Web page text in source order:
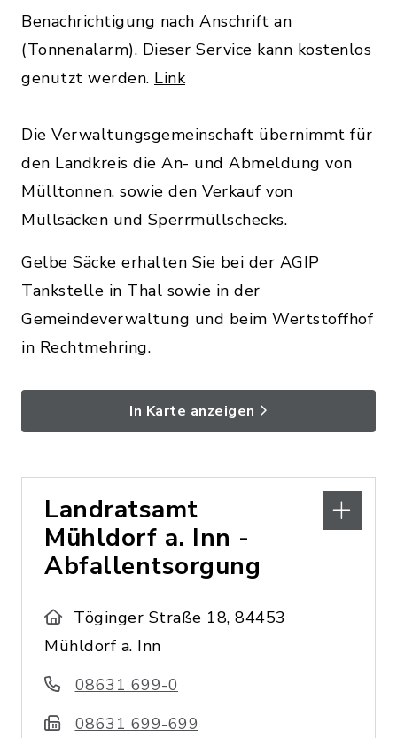
Benachrichtigung nach Anschrift an
(Tonnenalarm). Dieser Service kann kostenlos
genutzt werden. Link
Die Verwaltungsgemeinschaft übernimmt für
den Landkreis die An- und Abmeldung von
Mülltonnen, sowie den Verkauf von
Müllsäcken und Sperrmüllschecks.
Gelbe Säcke erhalten Sie bei der AGIP
Tankstelle in Thal sowie in der
Gemeindeverwaltung und beim Wertstoffhof
in Rechtmehring.
In Karte anzeigen
Landratsamt
Mühldorf a. Inn -
Abfallentsorgung
Töginger Straße 18, 84453
Mühldorf a. Inn
08631 699-0
08631 699-699